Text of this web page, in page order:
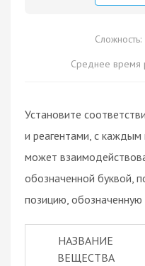
Сложность:
Среднее время
Установите
и реагентами, с
может
обозначенной буквой,
позицию,
НАЗВАНИЕ
ВЕЩЕСТВА